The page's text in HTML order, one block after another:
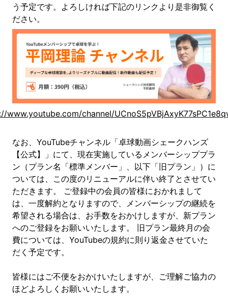
う予定です。よろしければ下記のリンクより是非御覧く
ださい。
www.youtube.com/channel/
なお、YouTubeチャンネル「卓球動画シェークハンズ
【公式】」にて、現在実施しているメンバーシッププラ
ン（プラン名「標準メンバー」、以下「旧プラン」）に
ついては、この度のリニューアルに伴い終了とさせてい
ただきます。 ご登録中の会員の皆様におかれまして
は、一度解約となりますので、メンバーシップの継続を
希望される場合は、お手数をおかけしますが、新プラン
へのご登録をお願いいたします。 旧プラン最終月の会
費については、YouTubeの規約に則り返金させていた
だく予定です。
皆様にはご不便をおかけいたしますが、ご理解ご協力の
ほどよろしくお願いいたします。